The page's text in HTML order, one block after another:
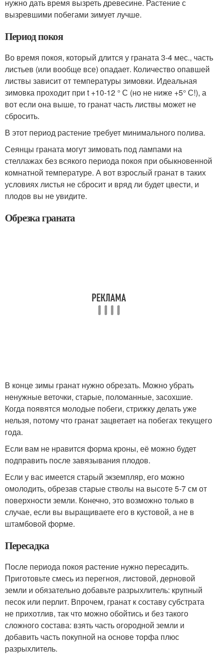
нужно дать время вызреть древесине. Растение с
вызревшими побегами зимует лучше.
Период покоя
Во время покоя, который длится у граната 3-4 мес., часть
листьев (или вообще все) опадает. Количество опавшей
листвы зависит от температуры зимовки. Идеальная
зимовка проходит при t +10-12 ° С (но не ниже +5° С!), а
вот если она выше, то гранат часть листвы может не
сбросить.
В этот период растение требует минимального полива.
Сеянцы граната могут зимовать под лампами на
стеллажах без всякого периода покоя при обыкновенной
комнатной температуре. А вот взрослый гранат в таких
условиях листья не сбросит и вряд ли будет цвести, и
плодов вы не увидите.
Обрезка граната
В конце зимы гранат нужно обрезать. Можно убрать
ненужные веточки, старые, поломанные, засохшие.
Когда появятся молодые побеги, стрижку делать уже
нельзя, потому что гранат зацветает на побегах текущего
года.
Если вам не нравится форма кроны, её можно будет
подправить после завязывания плодов.
Если у вас имеется старый экземпляр, его можно
омолодить, обрезав старые стволы на высоте 5-7 см от
поверхности земли. Конечно, это возможно только в
случае, если вы выращиваете его в кустовой, а не в
штамбовой форме.
Пересадка
После периода покоя растение нужно пересадить.
Приготовьте смесь из перегноя, листовой, дерновой
земли и обязательно добавьте разрыхлитель: крупный
песок или перлит. Впрочем, гранат к составу субстрата
не прихотлив, так что можно обойтись и без такого
сложного состава: взять часть огородной земли и
добавить часть покупной на основе торфа плюс
разрыхлитель.